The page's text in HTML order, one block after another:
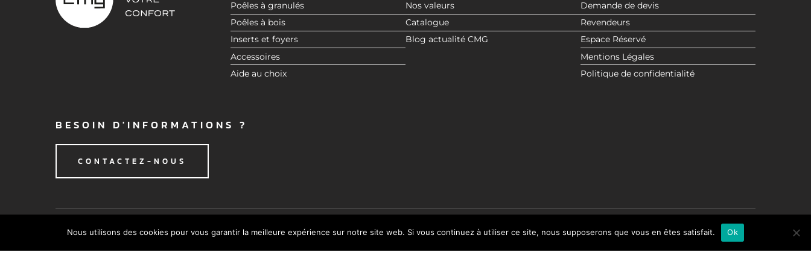
t
Poêles à granulés
Poêles à bois
Inserts et foyers
Accessoires
Aide au choix
Nos valeurs
Catalogue
Blog actualité CMG
Demande de devis
Revendeurs
Espace Réservé
Mentions Légales
Politique de confidentialité
BESOIN D'INFORMATIONS ?
CONTACTEZ-NOUS
Nous utilisons des cookies pour vous garantir la meilleure expérience sur notre site web. Si vous continuez à utiliser ce site, nous supposerons que vous en êtes satisfait. Ok